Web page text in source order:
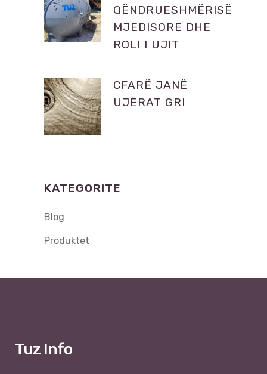
QËNDRUESHMËRISË
MJEDISORE DHE
ROLI I UJIT
CFARË JANË
UJËRAT GRI
KATEGORITE
Blog
Produktet
Tuz Info